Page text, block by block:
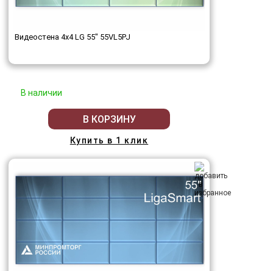
Видеостена 4x4 LG 55" 55VL5PJ
В наличии
В КОРЗИНУ
Купить в 1 клик